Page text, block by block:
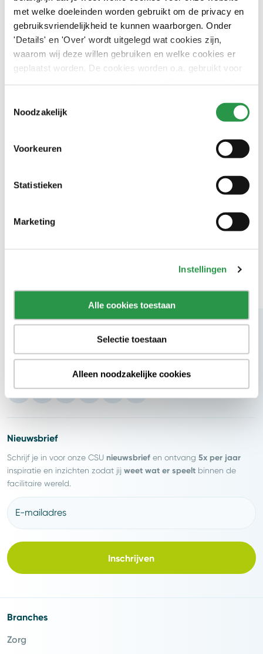
met welke doeleinden worden gebruikt om de privacy en
gebruiksvriendelijkheid te kunnen waarborgen. Onder
'Details' en 'Over' wordt uitgelegd wat cookies zijn,
waarom wij deze willen gebruiken en welke cookies er
geplaatst worden. De cookies worden o.a. gebruikt voor
Noodzakelijk
Voorkeuren
Statistieken
Marketing
Instellingen
Alle cookies toestaan
Selectie toestaan
Alleen noodzakelijke cookies
Contact
Wil je eerst liever iemand spreken? Neem dan contact
ons op.
Gerelateerde artikelen
Hygiënesluis
Industriële stofafzuiging
Preventief onderhoud
Nieuwsbrief
Schrijf je in voor onze CSU nieuwsbrief en ontvang 5x per jaar
inspiratie en inzichten zodat jij weet wat er speelt binnen de
facilitaire wereld.
E-mailadres
Inschrijven
Branches
Zorg